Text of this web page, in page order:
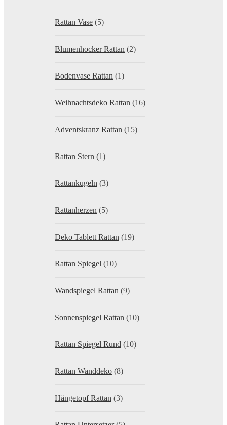
Rattan Vase (5)
Blumenhocker Rattan (2)
Bodenvase Rattan (1)
Weihnachtsdeko Rattan (16)
Adventskranz Rattan (15)
Rattan Stern (1)
Rattankugeln (3)
Rattanherzen (5)
Deko Tablett Rattan (19)
Rattan Spiegel (10)
Wandspiegel Rattan (9)
Sonnenspiegel Rattan (10)
Rattan Spiegel Rund (10)
Rattan Wanddeko (8)
Hängetopf Rattan (3)